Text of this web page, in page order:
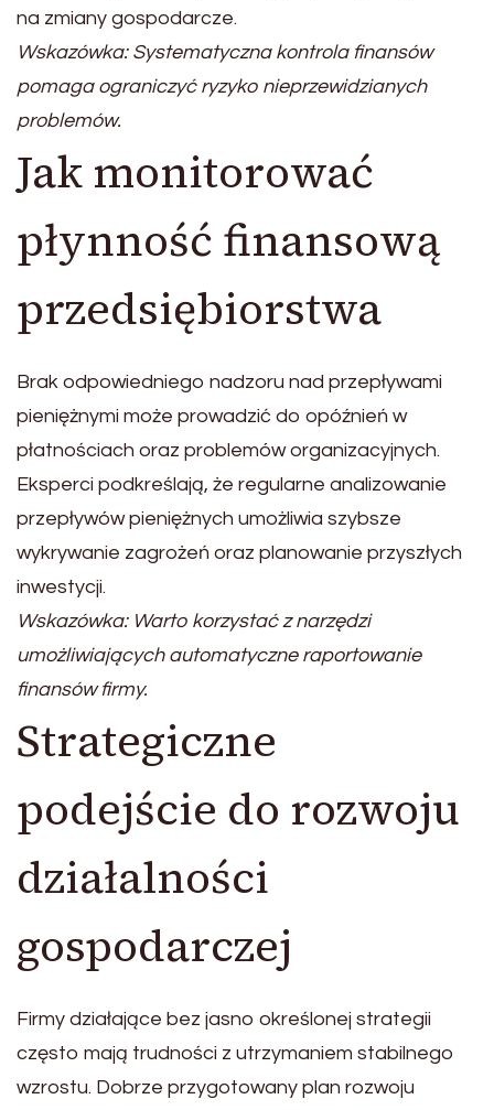
na zmiany gospodarcze.
Wskazówka: Systematyczna kontrola finansów
pomaga ograniczyć ryzyko nieprzewidzianych
problemów.
Jak monitorować
płynność finansową
przedsiębiorstwa
Brak odpowiedniego nadzoru nad przepływami
pieniężnymi może prowadzić do opóźnień w
płatnościach oraz problemów organizacyjnych.
Eksperci podkreślają, że regularne analizowanie
przepływów pieniężnych umożliwia szybsze
wykrywanie zagrożeń oraz planowanie przyszłych
inwestycji.
Wskazówka: Warto korzystać z narzędzi
umożliwiających automatyczne raportowanie
finansów firmy.
Strategiczne
podejście do rozwoju
działalności
gospodarczej
Firmy działające bez jasno określonej strategii
często mają trudności z utrzymaniem stabilnego
wzrostu. Dobrze przygotowany plan rozwoju